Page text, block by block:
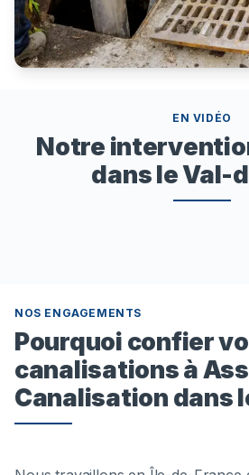
EN VIDÉO
Notre
dans le Val-
NOS ENGAGEMENTS
Pourquoi confier
canalisations à
Canalisation dans